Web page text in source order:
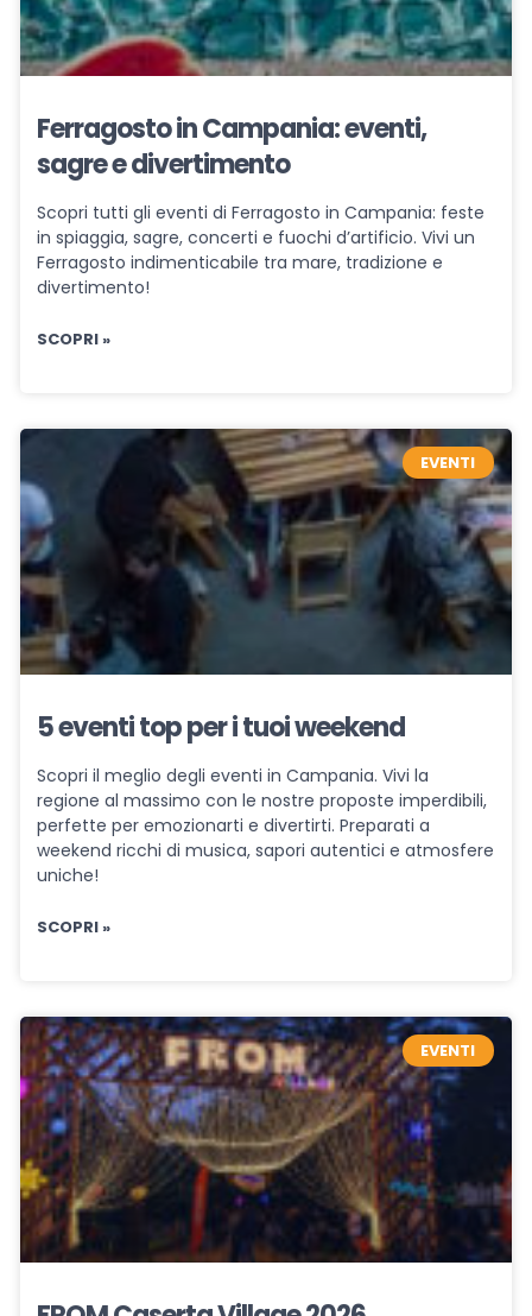
Ferragosto in Campania: eventi,
sagre e divertimento
Scopri tutti gli eventi di Ferragosto in Campania: feste
in spiaggia, sagre, concerti e fuochi d’artificio. Vivi un
Ferragosto indimenticabile tra mare, tradizione e
divertimento!
SCOPRI »
EVENTI
5 eventi top per i tuoi weekend
Scopri il meglio degli eventi in Campania. Vivi la
regione al massimo con le nostre proposte imperdibili,
perfette per emozionarti e divertirti. Preparati a
weekend ricchi di musica, sapori autentici e atmosfere
uniche!
SCOPRI »
EVENTI